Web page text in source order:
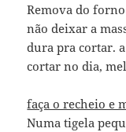
Remova do
não deixar a
dura pra cortar.
cortar no dia,
faça o recheio e
Numa tigela